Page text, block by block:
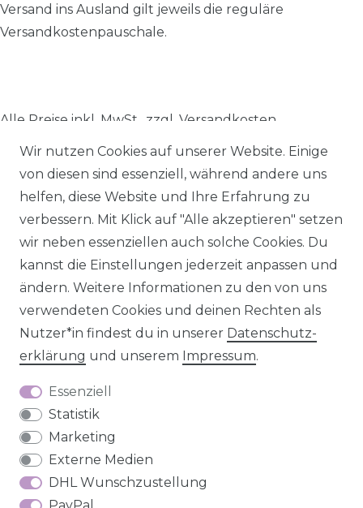
Wir nutzen Cookies auf unserer Website. Einige
von diesen sind essenziell, während andere uns
helfen, diese Website und Ihre Erfahrung zu
verbessern. Mit Klick auf "Alle akzeptieren" setzen
wir neben essenziellen auch solche Cookies. Du
kannst die Einstellungen jederzeit anpassen und
ändern. Weitere Informationen zu den von uns
verwendeten Cookies und deinen Rechten als
Nutzer*in findest du in unserer Daten­schutz­
erklärung und unserem Impressum.
Essenziell
Statistik
Marketing
Externe Medien
DHL Wunschzustellung
Versand ins Ausland gilt jeweils die reguläre
Versandkostenpauschale.
Alle Preise inkl. MwSt., zzgl. Versandkosten
© 2026 SCHÖNER LEBEN.
Impressum Daten­schutz­erklärung AGB
Barrierefreiheitserklärung Widerrufs­recht